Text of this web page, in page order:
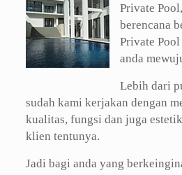
Private
berencana
Private
anda
Lebih dari
sudah kami kerjakan dengan
kualitas, fungsi dan juga
klien tentunya.
Jadi bagi anda yang